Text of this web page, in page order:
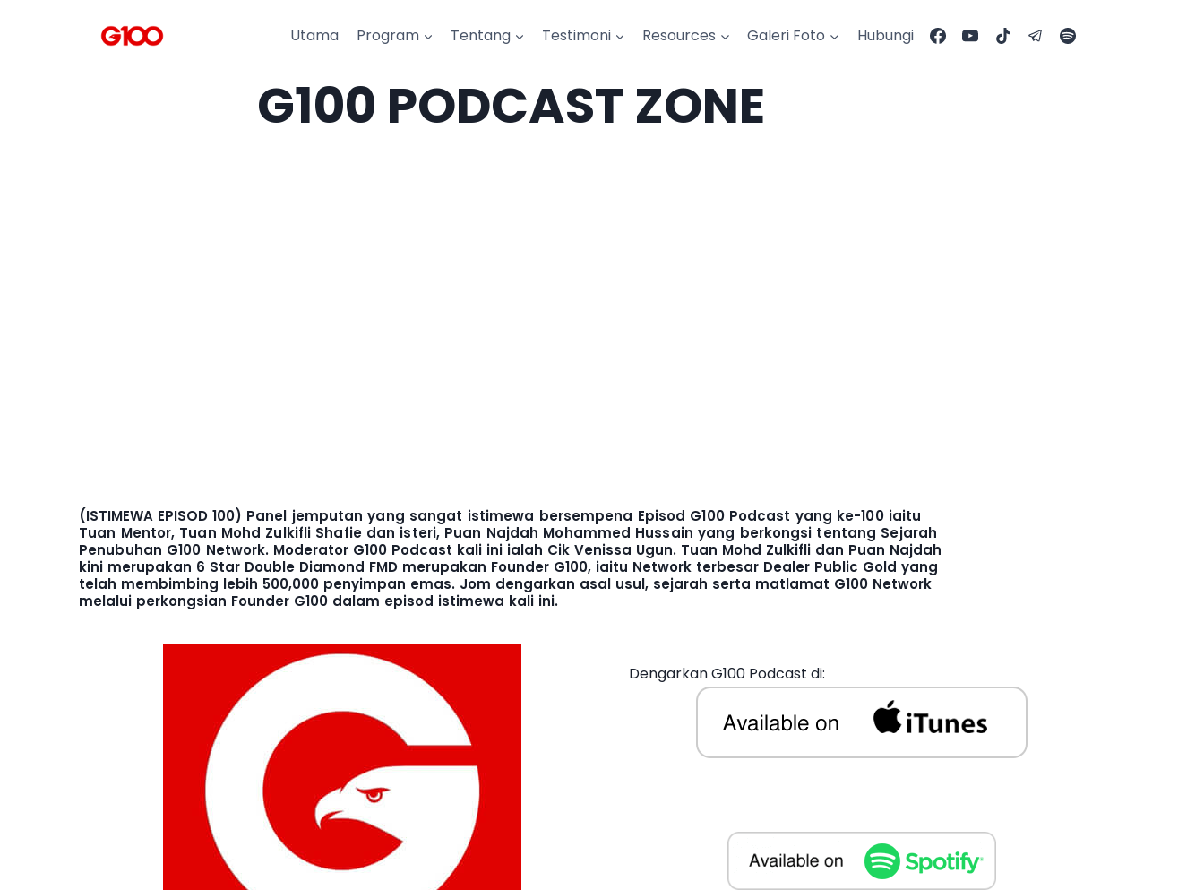
Utama Program Tentang Testimoni Resources Galeri Foto Hubungi
G100 PODCAST ZONE
(ISTIMEWA EPISOD 100) Panel jemputan yang sangat istimewa bersempena Episod G100 Podcast yang ke-100 iaitu
Tuan Mentor, Tuan Mohd Zulkifli Shafie dan isteri, Puan Najdah Mohammed Hussain yang berkongsi tentang Sejarah
Penubuhan G100 Network. Moderator G100 Podcast kali ini ialah Cik Venissa Ugun. Tuan Mohd Zulkifli dan Puan Najdah
kini merupakan 6 Star Double Diamond FMD merupakan Founder G100, iaitu Network terbesar Dealer Public Gold yang
telah membimbing lebih 500,000 penyimpan emas. Jom dengarkan asal usul, sejarah serta matlamat G100 Network
melalui perkongsian Founder G100 dalam episod istimewa kali ini.
Dengarkan G100 Podcast di: